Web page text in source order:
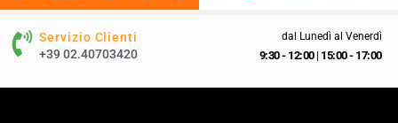
Servizio Clienti
+39 02.40703420
dal Lunedì al Venerdì
9:30 - 12:00| 15:00 - 17:00